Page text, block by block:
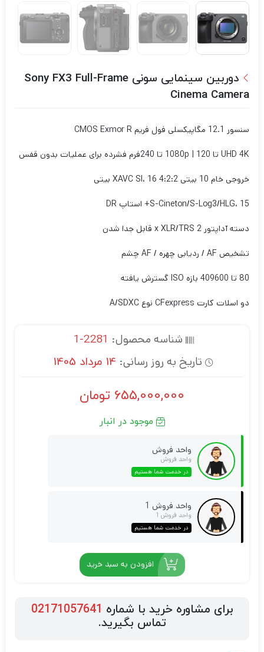
دوربین سینمایی سونی Sony FX3 Full-Frame
Cinema Camera
سنسور 12.1 مگاپیکسلی فول فریم CMOS Exmor R
UHD 4K تا 120 | 1080p تا 240 فرم فشرده برای عملیات بدون قفس
خروجی خام 10 بیتی 4:2:2 XAVC SI، 16 بیتی
S-Cineton/S-Log3/HLG، 15+ استاپ DR
دسته آداپتور 2 x XLR/TRS قابل جدا شدن
تشخیص AF / ردیابی چهره / AF چشم
80 تا 409600 بازه ISO گسترش یافته
دو اسلات کارت CFexpress نوع A/SDXC
شناسه محصول: 2281-1
تاریخ به روز رسانی: 14 مرداد 1405
655,000,000 تومان
موجود در انبار
واحد فروش
واحد فروش
در خدمت شما هستیم
واحد فروش 1
واحد فروش 1
در خدمت شما هستیم
افزودن به سبد خرید
برای مشاوره خرید با شماره 02171057641
تماس بگیرید.